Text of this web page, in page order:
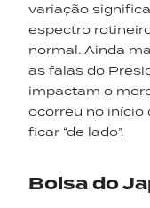
variação
espectro
normal. Ainda
as falas do
impactam o
ocorreu no início
ficar “de lado”.
Bolsa do